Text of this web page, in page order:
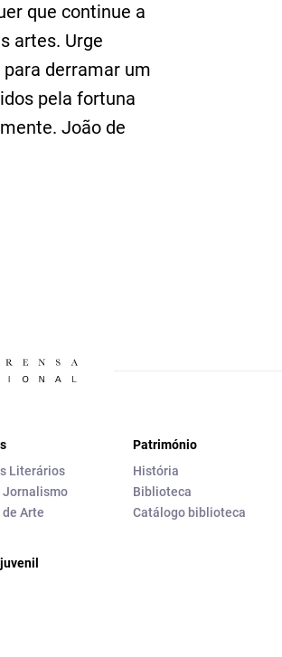
que continue a
artes. Urge
derramar um
pela fortuna
João de
Literários
Jornalismo
Arte
Património
História
Biblioteca
Catálogo biblioteca